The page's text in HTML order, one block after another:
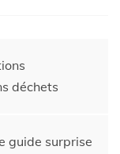
déchets
guide surprise